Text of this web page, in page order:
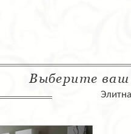
Выберите